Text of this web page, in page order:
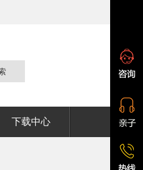
下载中心